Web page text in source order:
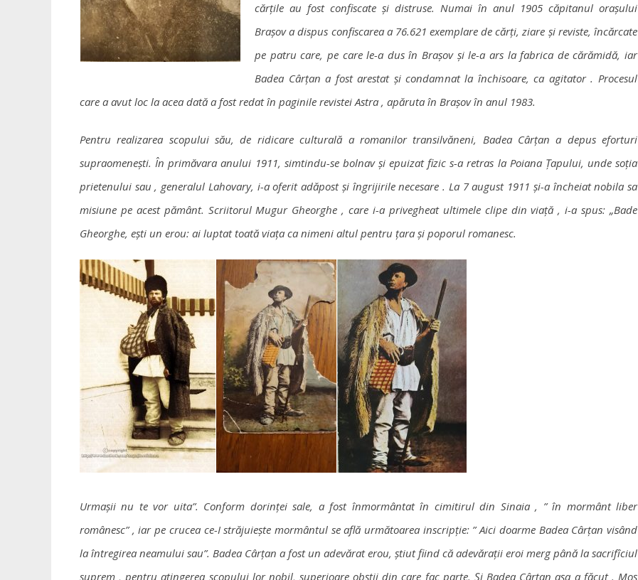
cărțile au fost confiscate și distruse. Numai în anul 1905 căpitanul orașului
Brașov a dispus confiscarea a 76.621 exemplare de cărți, ziare și reviste, încărcate
pe patru care, pe care le-a dus în Brașov și le-a ars la fabrica de cărămidă, iar
Badea Cârțan a fost arestat și condamnat la închisoare, ca agitator . Procesul
care a avut loc la acea dată a fost redat în paginile revistei Astra , apăruta în Brașov în anul 1983.
Pentru realizarea scopului său, de ridicare culturală a romanilor transilvăneni, Badea Cârțan a depus eforturi
supraomenești. În primăvara anului 1911, simtindu-se bolnav și epuizat fizic s-a retras la Poiana Țapului, unde soția
prietenului sau , generalul Lahovary, i-a oferit adăpost și îngrijirile necesare . La 7 august 1911 și-a încheiat nobila sa
misiune pe acest pământ. Scriitorul Mugur Gheorghe , care i-a privegheat ultimele clipe din viață , i-a spus: „Bade
Gheorghe, ești un erou: ai luptat toată viața ca nimeni altul pentru țara și poporul romanesc.
Urmașii nu te vor uita”. Conform dorinței sale, a fost înmormântat în cimitirul din Sinaia , ” în mormânt liber
românesc” , iar pe crucea ce-I străjuiește mormântul se află următoarea inscripție: ” Aici doarme Badea Cârțan visând
la întregirea neamului sau”. Badea Cârțan a fost un adevărat erou, știut fiind că adevărații eroi merg până la sacrifîciul
suprem , pentru atingerea scopului lor nobil, superioare obștii din care fac parte. Și Badea Cârțan așa a făcut . Moș